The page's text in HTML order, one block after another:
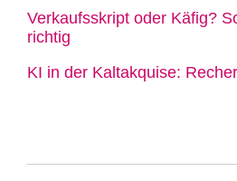
Verkaufsskript oder Käfig?
richtig
KI in der Kaltakquise: